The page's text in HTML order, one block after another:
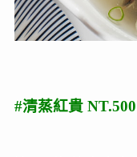
#清蒸紅貴 NT.500